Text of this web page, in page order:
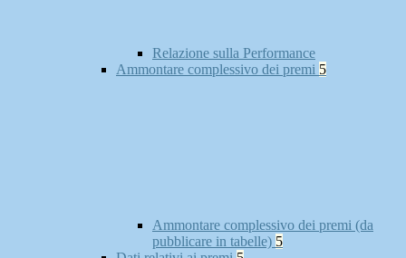
Relazione sulla Performance
Ammontare complessivo dei premi 5
Ammontare complessivo dei premi (da
pubblicare in tabelle) 5